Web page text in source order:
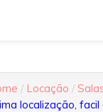
Locação
localização,